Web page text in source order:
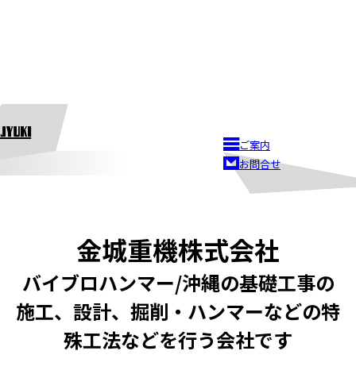
金城重機株式会社
バイブロハンマー/沖縄の基礎工事の
施工、設計、掘削・ハンマーなどの特
殊工法などを行う会社です
ご案内
お問合せ